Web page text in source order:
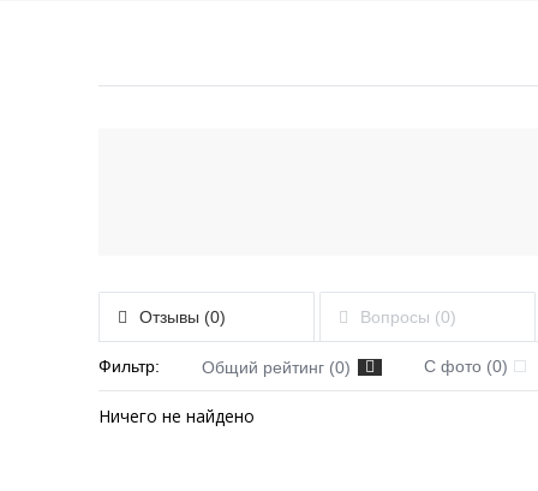
Отзывы (0) Вопросы (0)
Фильтр: Общий рейтинг (0) С фото (0)
Ничего не найдено